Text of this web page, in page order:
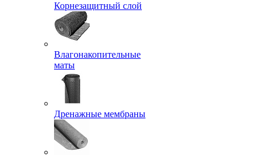
Корнезащитный слой
Влагонакопительные
маты
Дренажные мембраны